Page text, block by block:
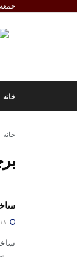
جمعه ۱۶ مرداد ۱۴۰۵
خانه
خانه